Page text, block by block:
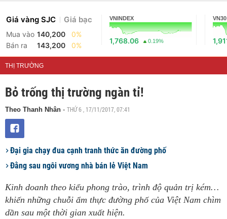
Giá vàng SJC Giá bạc
Mua vào 140,200
0%
Bán ra
143,200 0%
VNINDEX
1,768.06 0.19%
VN30
THỊ TRƯỜNG
Bỏ trống thị trường ngàn tỉ!
Theo Thanh Nhân - THỨ 6 , 17/11/2017, 07:41
Đại gia chạy đua cạnh tranh thức ăn đường phố
Đằng sau ngôi vương nhà bán lẻ Việt Nam
Kinh doanh theo kiểu phong trào, trình độ quản trị kém…
khiến những chuỗi ẩm thực đường phố của Việt Nam chìm
dần sau một thời gian xuất hiện.